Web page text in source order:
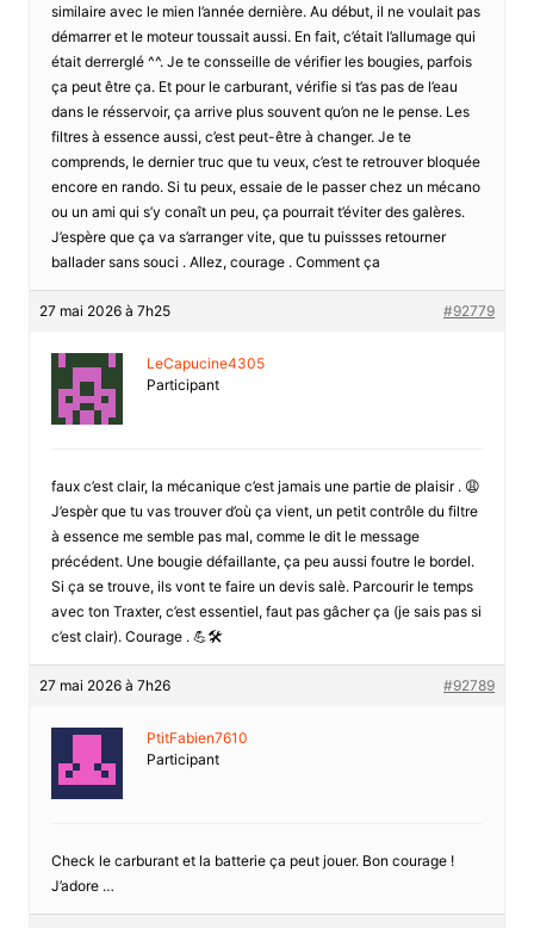
similaire avec le mien l’année dernière. Au début, il ne voulait pas
démarrer et le moteur toussait aussi. En fait, c’était l’allumage qui
était derrerglé ^^. Je te consseille de vérifier les bougies, parfois
ça peut être ça. Et pour le carburant, vérifie si t’as pas de l’eau
dans le résservoir, ça arrive plus souvent qu’on ne le pense. Les
filtres à essence aussi, c’est peut-être à changer. Je te
comprends, le dernier truc que tu veux, c’est te retrouver bloquée
encore en rando. Si tu peux, essaie de le passer chez un mécano
ou un ami qui s’y conaît un peu, ça pourrait t’éviter des galères.
J’espère que ça va s’arranger vite, que tu puissses retourner
ballader sans souci . Allez, courage . Comment ça
27 mai 2026 à 7h25 #92779
LeCapucine4305
Participant
faux c’est clair, la mécanique c’est jamais une partie de plaisir . 😩
J’espèr que tu vas trouver d’où ça vient, un petit contrôle du filtre
à essence me semble pas mal, comme le dit le message
précédent. Une bougie défaillante, ça peu aussi foutre le bordel.
Si ça se trouve, ils vont te faire un devis salè. Parcourir le temps
avec ton Traxter, c’est essentiel, faut pas gâcher ça (je sais pas si
c’est clair). Courage . 💪🛠️
27 mai 2026 à 7h26 #92789
PtitFabien7610
Participant
Check le carburant et la batterie ça peut jouer. Bon courage !
J’adore …